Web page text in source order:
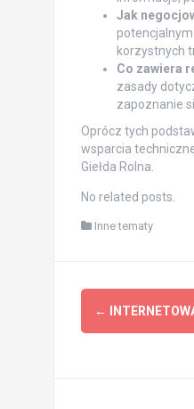
Jak
korzystnych
Co zawiera
zasady
zapoznanie
Oprócz tych
wsparcia
Giełda Rolna.
No related posts.
Inne tematy
Post
←